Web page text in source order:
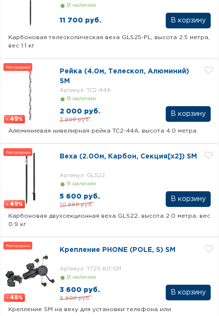
В наличии
11 700 руб.
Карбоновая телескопическая веха GLS25-PL, высота 2.5 метра,
вес 1.1 кг
Распродажа
- 49%
Рейка (4.0м, Телескоп, Алюминий)
SM
В наличии
Артикул: TC2-44A
2 000 руб.
3 900 руб.
Алюминиевая нивелирная рейка TC2-44A, высота 4.0 метра
Распродажа
- 49%
Веха (2.00м, Карбон, Секция[x2]) SM
В наличии
Артикул: GLS22
5 600 руб.
10 990 руб.
Карбоновая двухсекционная веха GLS22, высота 2.0 метра, вес
0.9 кг
Распродажа
- 48%
Крепление PHONE (POLE, S) SM
В наличии
Артикул: T72S-KIT-SM
3 600 руб.
6 900 руб.
Крепление SM на веху для установки телефона или